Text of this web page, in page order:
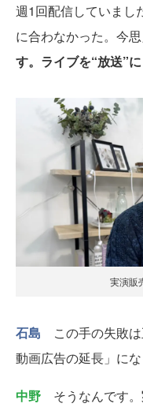
週1回配信していまし
に合わなかった。今思
す。ライブを“放送”
実演販
石島 この手の失敗
動画広告の延長」に
中野 そうなんです。